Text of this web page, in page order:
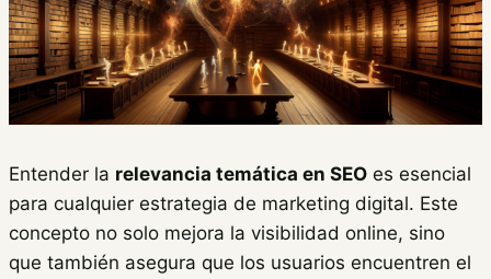
Entender la relevancia temática en SEO es esencial
para cualquier estrategia de marketing digital. Este
concepto no solo mejora la visibilidad online, sino
que también asegura que los usuarios encuentren el